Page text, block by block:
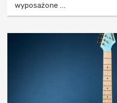
wyposażone ...